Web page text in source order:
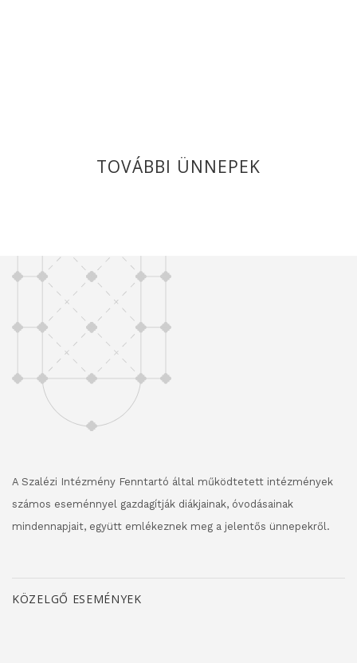
TOVÁBBI ÜNNEPEK
A Szalézi Intézmény Fenntartó által működtetett intézmények
számos eseménnyel gazdagítják diákjainak, óvodásainak
mindennapjait, együtt emlékeznek meg a jelentős ünnepekről.
KÖZELGŐ ESEMÉNYEK